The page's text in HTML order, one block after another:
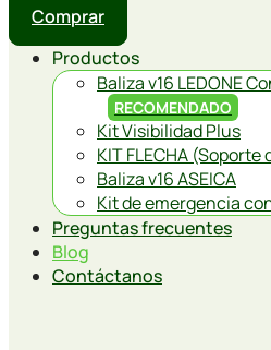
Comprar
Productos
Baliza v16 LEDONE
RECOMENDADO
Kit Visibilidad Plus
KIT FLECHA (Soporte
Baliza v16 ASEICA
Kit de emergencia
Preguntas frecuentes
Blog
Contáctanos